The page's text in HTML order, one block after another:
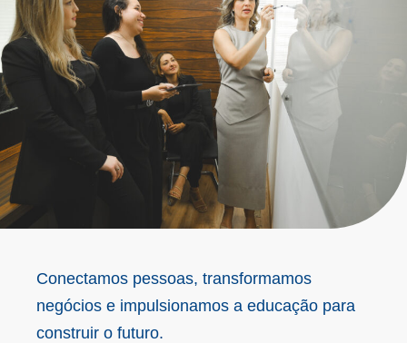
Conectamos pessoas, transformamos
negócios e impulsionamos a educação para
construir o futuro.